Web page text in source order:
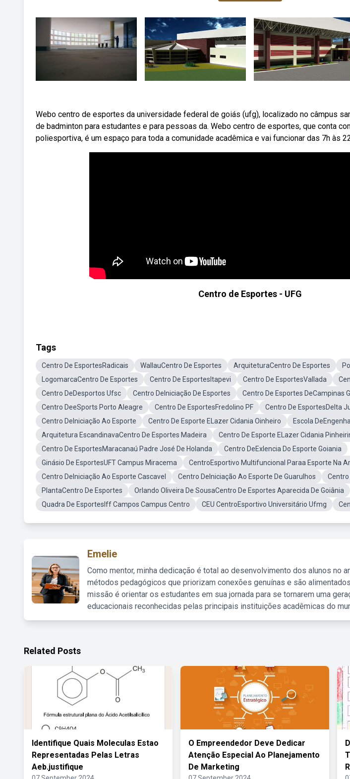
Webo centro de esportes da universidade federal de goiás (ufg), localizado no câmpus
de badminton para estudantes e para pessoas da. Webo centro de esportes, que conta
poliesportiva, é um espaço para toda a comunidade acadêmica e vai funcionar das 7h às
Centro de Esportes - UFG
Tags
Centro De EsportesRadicais WallauCentro De Esportes ArquiteturaCentro De Esportes
LogomarcaCentro De Esportes
Centro De EsportesItapevi Centro De EsportesVallada
Centro DeDesportos Ufsc
Centro DeIniciação De Esportes
Centro De Esportes DeCampinas
Centro DeeSports Porto Aleagre
Centro De EsportesFredolino PF Centro De EsportesDelta
Centro DeIniciação Ao Esporte
Centro De Esporte ELazer Cidania Oinheiro
Escola
Arquitetura EscandinavaCentro De Esportes Madeira
Centro De Esporte ELazer Cidania
Centro De EsportesMaracanaú Padre José De Holanda
Centro DeExlencia Do Esporte Goiania
Ginásio De EsportesUFT Campus Miracema
CentroEsportivo Multifuncional Paraa Esporte Na
Centro DeIniciação Ao Esporte Cascavel
Centro DeIniciação Ao Esporte De Guarulhos
Centro
PlantaCentro De Esportes
Orlando Oliveira De SousaCentro De Esportes Aparecida De Goiânia
Quadra De EsportesIff Campos Campus Centro
CEU CentroEsportivo Universitário Ufmg
Emelie
Como mentor, minha dedicação é total ao desenvolvimento dos alunos no
métodos pedagógicos que priorizam conexões genuínas e são
missão é orientar os estudantes em sua jornada para se tornarem uma
educacionais reconhecidas pelas principais instituições acadêmicas do
Related Posts
Identifique Quais Moleculas Estao
Representadas Pelas Letras
Aeb.justifique
O Empreendedor Deve Dedicar
Atenção Especial Ao Planejamento
De Marketing